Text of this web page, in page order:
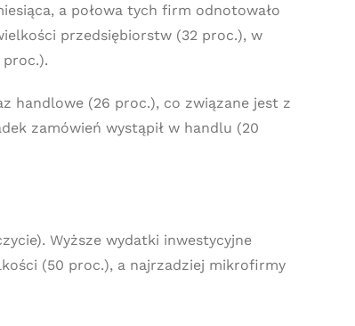
a połowa tych firm odnotowało
przedsiębiorstw (32 proc.), w
handlowe (26 proc.), co związane jest z
zamówień wystąpił w handlu (20
Wyższe wydatki inwestycyjne
(50 proc.), a najrzadziej mikrofirmy